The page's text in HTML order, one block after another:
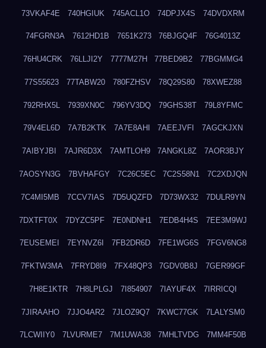
73VKAF4E 740HGIUK 745ACL1O 74DPJX4S 74DVDXRM
74FGRN3A 7612HD1B 7651K273 76BJGQ4F 76G4013Z
76HU4CRK 76LLJI2Y 7777M27H 77BED9B2 77BGMMG4
77S55623 77TABW20 780FZHSV 78Q29S80 78XWEZ88
792RHX5L 7939XN0C 796YV3DQ 79GHS38T 79L8YFMC
79V4EL6D 7A7B2KTK 7A7E8AHI 7AEEJVFI 7AGCKJXN
7AIBYJBI 7AJR6D3X 7AMTLOH9 7ANGKL8Z 7AOR3BJY
7AOSYN3G 7BVHAFGY 7C26C5EC 7C2S58N1 7C2XDJQN
7C4MI5MB 7CCV7IAS 7D5UQZFD 7D73WX32 7DULR9YN
7DXTFT0X 7DYZC5PF 7E0NDNH1 7EDB4H4S 7EE3M9WJ
7EUSEMEI 7EYNVZ6I 7FB2DR6D 7FE1WG6S 7FGV6NG8
7FKTW3MA 7FRYD8I9 7FX48QP3 7GDV0B8J 7GER99GF
7H8E1KTR 7H8LPLGJ 7I854907 7IAYUF4X 7IRRICQI
7JIRAAHO 7JJO4AR2 7JLOZ9Q7 7KWC77GK 7LALYSM0
7LCWIIY0 7LVURME7 7M1UWA38 7MHLTVDG 7MM4F50B